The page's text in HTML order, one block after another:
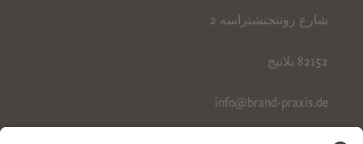
شارع رونتجنشتراسه 2
82152 بلانيج
info@brand-praxis.de